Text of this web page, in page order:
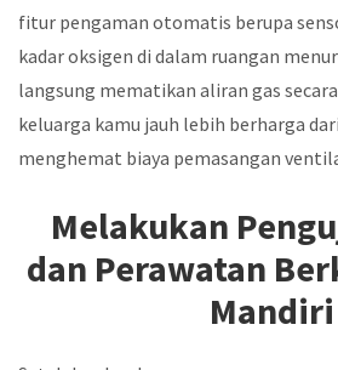
fitur pengaman otomatis berupa
kadar oksigen di dalam ruangan
langsung mematikan aliran gas
keluarga kamu jauh lebih berharga
menghemat biaya pemasangan
Melakukan
dan Perawatan
Mandiri